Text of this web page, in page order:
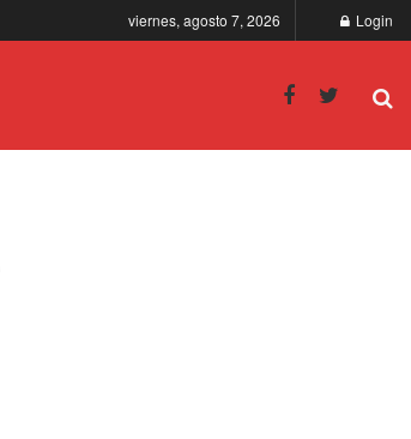
viernes, agosto 7, 2026 Login